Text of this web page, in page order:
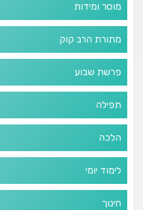
מוסר ומידות
מתורת הרב קוק
פרשת שבוע
תפילה
הלכה
לימוד יומי
חינוך